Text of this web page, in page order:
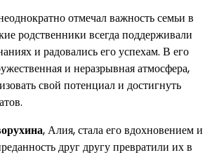
отмечал важность семьи в
родственники всегда поддерживали
и радовались его успехам. В его
и неразрывная атмосфера,
свой потенциал и достигнуть
, Алия, стала его вдохновением и
друг другу превратили их в